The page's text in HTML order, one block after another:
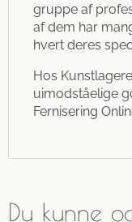
gruppe af
af dem har
hvert deres
Hos
uimodståelige
Fernisering
Du kunne